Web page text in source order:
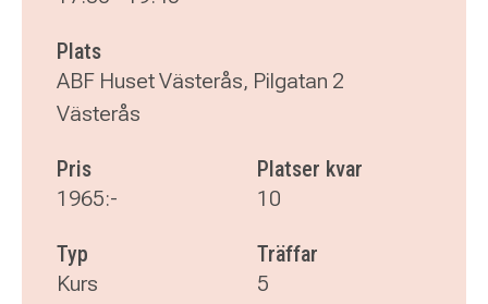
Plats
ABF Huset Västerås, Pilgatan 2
Västerås
Pris
1965:-
Platser kvar
10
Typ
Kurs
Träffar
5